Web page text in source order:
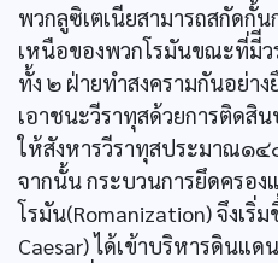
พวกลูซิเตเนียสามารถสกัดกั้
เหนือของพวกโรมันขณะที่มีีว
ทั้ง ๒ ฝ่ายทำสงครามกันอย่า
เอาชนะวีราทุสด้วยการติดสิ
ให้สังหารวีราทุสประมาณ๑
จากนั้น กระบวนการยึดครอง
โรมัน(Romanization) จึงเริ่
Caesar) ได้เข้าบริหารดินแ